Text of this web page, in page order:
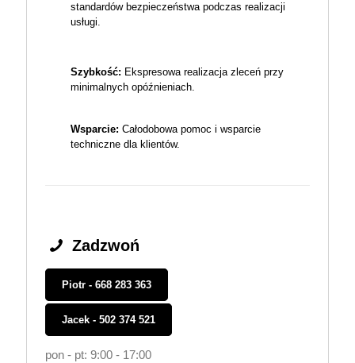
standardów bezpieczeństwa podczas realizacji
usługi.
Szybkość: Ekspresowa realizacja zleceń przy
minimalnych opóźnieniach.
Wsparcie: Całodobowa pomoc i wsparcie
techniczne dla klientów.
Zadzwoń
Piotr - 668 283 363
Jacek - 502 374 521
pon - pt: 9:00 - 17:00